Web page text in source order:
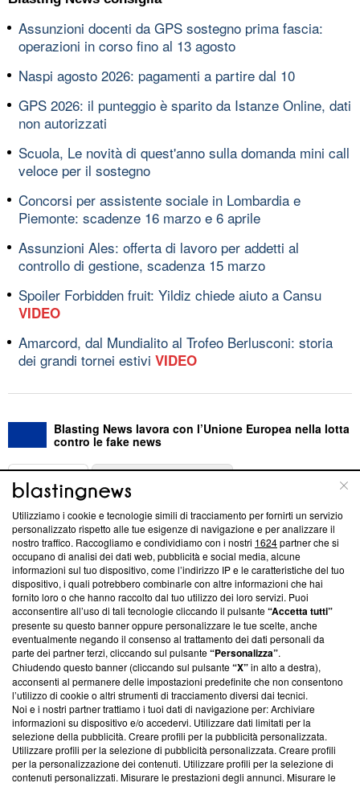
Assunzioni docenti da GPS sostegno prima fascia:
operazioni in corso fino al 13 agosto
Naspi agosto 2026: pagamenti a partire dal 10
GPS 2026: il punteggio è sparito da Istanze Online, dati
non autorizzati
Scuola, Le novità di quest'anno sulla domanda mini call
veloce per il sostegno
Concorsi per assistente sociale in Lombardia e
Piemonte: scadenze 16 marzo e 6 aprile
Assunzioni Ales: offerta di lavoro per addetti al
controllo di gestione, scadenza 15 marzo
Spoiler Forbidden fruit: Yildiz chiede aiuto a Cansu
VIDEO
Amarcord, dal Mundialito al Trofeo Berlusconi: storia
dei grandi tornei estivi VIDEO
Blasting News lavora con l’Unione Europea nella lotta
contro le fake news
ABOUT
Questa sezione offre informazioni trasparenti su Blasting
News, sui nostri processi editoriali e su come ci impegniamo a
creare news di qualità. Inoltre, afferma la nostra aderenza a
‘Trust Project - News with Integrity’Blasting News non è
ancora membro del programma, ma ha richiesto di farne
parte; Trust Project non ha ancora effettuato una verifica di
conformità agli standard.
Su di noi
Team editoriale
Corporate
Redazione
Informativa Privacy
Utilizziamo i cookie e tecnologie simili di tracciamento per fornirti un servizio
personalizzato rispetto alle tue esigenze di navigazione e per analizzare il
nostro traffico. Raccogliamo e condividiamo con i nostri 1624partner che si
occupano di analisi dei dati web, pubblicità e social media, alcune
informazioni sul tuo dispositivo, come l’indirizzo IP e le caratteristiche del tuo
dispositivo, i quali potrebbero combinarle con altre informazioni che hai
fornito loro o che hanno raccolto dal tuo utilizzo dei loro servizi. Puoi
acconsentire all’uso di tali tecnologie cliccando il pulsante“Accetta tutti”
presente su questo banner oppure personalizzare le tue scelte, anche
eventualmente negando il consenso al trattamento dei dati personali da
parte dei partner terzi, cliccando sul pulsante“Personalizza”.
Chiudendo questo banner (cliccando sul pulsante“X”in alto a destra),
acconsenti al permanere delle impostazioni predefinite che non consentono
l’utilizzo di cookie o altri strumenti di tracciamento diversi dai tecnici.
Noi e i nostri partner trattiamo i tuoi dati di navigazione per: Archiviare
informazioni su dispositivo e/o accedervi. Utilizzare dati limitati per la
selezione della pubblicità. Creare profili per la pubblicità personalizzata.
Utilizzare profili per la selezione di pubblicità personalizzata. Creare profili
per la personalizzazione dei contenuti. Utilizzare profili per la selezione di
contenuti personalizzati. Misurare le prestazioni degli annunci. Misurare le